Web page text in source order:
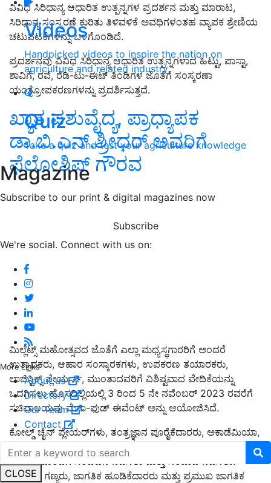
Videos
Handpicked videos to inspire the nation on
agriculture and related industry
Quiz
Take a quiz and test your agriculture knowledge
Magazine
Subscribe to our print & digital magazines now
Subscribe
We're social. Connect with us on:
More Links
About us
Directory
Our Team
Contact
CLOSE
ವಿವಿಧ ಸಿರಿಧಾನ್ಯ ಆಧಾರಿತ ಉತ್ಪನ್ನಗಳ ಪ್ರದರ್ಶನ ಮತ್ತು ಮಾರಾಟ,
ಸಿರಿಧಾನ್ಯ ಸಂಸ್ಕರಣೆ ಕುರಿತು ತಿಳಿವಳಿಕೆ ಅವಧಿಗಳಂತಹ ವ್ಯಾಪಕ ಶ್ರೇಣಿಯ
ಚಟುವಟಿಕೆಗಳನ್ನು ಒಳಗೊಂಡಿದೆ.
ಪ್ರದರ್ಶನವು ವಿವಿಧ ಸಿರಿಧಾನ್ಯ ಆಧಾರಿತ ಉತ್ಪನ್ನಗಳಾದ ಹಿಟ್ಟು, ಪಾಸ್ಟಾ,
ಶಾವಿಗೆ,ರವೆ,ರೆಡಿ-ಟು-ಈಟ್ ತಿಂಡಿಗಳ ಜೊತೆಗೆ ಸಂಸ್ಕರಣಾ
ಯಂತ್ರೋಪಕರಣಗಳನ್ನು ಪ್ರದರ್ಶಿಸುತ್ತದೆ.
ಖ್ಯಾತ ಪಶುವೈದ್ಯ, ಪ್ರಾಧ್ಯಾಪಕ
ಡಾ.ಬಿ.ಎನ್‌.ಶ್ರೀಧರ್‌ ಅವರಿಗೆ
ಫೆಲೋಶಿಪ್‌ ಗೌರವ
ಮಿಲ್ಲೆಟ್ಸ್ ಮಹೋತ್ಸವದ ಜೊತೆಗೆ ಎಲ್ಲಾ ಮಧ್ಯಸ್ಥಗಾರರಿಗೆ ಅಂದರೆ
ಉತ್ಪಾದಕರು, ಆಹಾರ ಸಂಸ್ಕಾರಕಗಳು, ಉಪಕರಣ ತಯಾರಕರು,
ಲಾಜಿಸ್ಟಿಕ್ಸ್ ಪ್ಲೇಯರ್ಸ್‌, ಮುಂತಾದವರಿಗೆ ವಿಶಿಷ್ಟವಾದ ವೇದಿಕೆಯನ್ನು
ಒದಗಿಸಲು ಹೊಸದಿಲ್ಲಿಯಲ್ಲಿ 3 ರಿಂದ 5 ನೇ ನವೆಂಬರ್ 2023 ರವರೆಗೆ
ಸಚಿವಾಲಯವು ಮೆಗಾ-ಫುಡ್ ಈವೆಂಟ್ ಅನ್ನು ಆಯೋಜಿಸಿದೆ.
ಕೋಲ್ಡ್ ಚೈನ್ ಪ್ಲೇಯರ್‌ಗಳು, ತಂತ್ರಜ್ಞಾನ ಪೂರೈಕೆದಾರರು, ಅಕಾಡೆಮಿಯಾ,
ಸ್ಟಾರ್ಟ್-ಅಪ್ ಮತ್ತು ನಾವೀನ್ಯಕಾರರು
ಇತ್ಯಾದಿಗಳೊಂದಿಗೆ ಸಂವಹನ ನಡೆಸಲು ಮತ್ತು ಸಂವಾದ ನಡೆಸಲು.
ಈವೆಂಟ್ ಗಣ್ಯರು, ಜಾಗತಿಕ ಹೂಡಿಕೆದಾರರು ಮತ್ತು ಪ್ರಮುಖ ಜಾಗತಿಕ